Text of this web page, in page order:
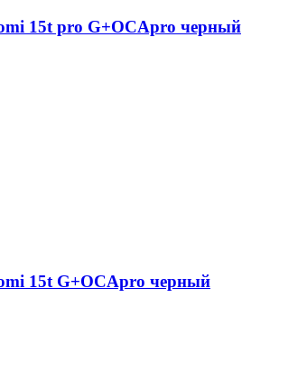
15t pro G+OCApro черный
15t G+OCApro черный